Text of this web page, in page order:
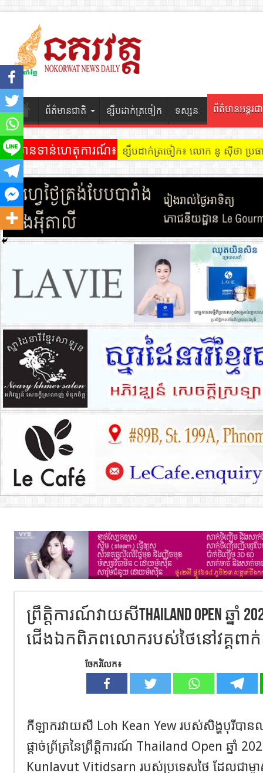
ព័ត៌មានជាតិ ខ្សឹបដាក់ត្រចៀក ទស្សនៈ ព័ត៌មានអន្តរជ
ព័ត៌មានទាន់ហេតុការណ៍៖ ខ្សឹបដាក់ត្រចៀក ៖ អគារ Sky 31
ព្រឹត្តិការណ៍វាយសីThailand Open ឆ្នាំ
ជើងឯកពិភពលោករបស់ថៃនៅវគ្គពាក់
ចែករំលែក៖
កីឡាករវាយសី Loh Kean Yew របស់សិង្ហបុរីបា
ផ្តាច់ព្រ័ត្រនៃព្រឹត្តិការណ៍ Thailand Open ឆ្នាំ
Kunlavut Vitidsarn របស់ប្រទេសថៃ ដែលជា